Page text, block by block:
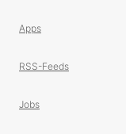
Apps
RSS-Feeds
Jobs